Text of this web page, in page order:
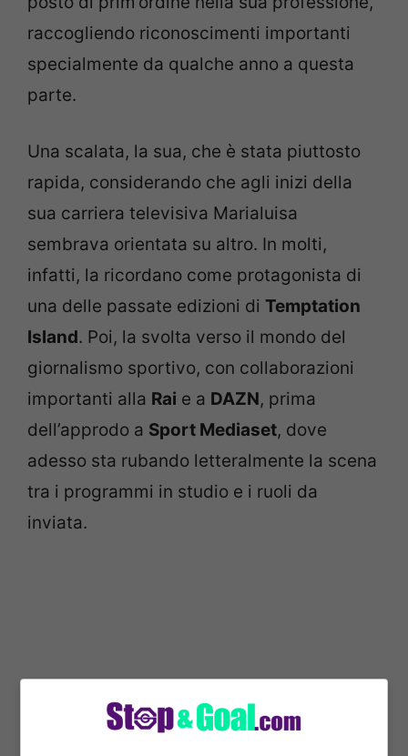
raccogliendo riconoscimenti importanti
specialmente da qualche anno a questa
parte.
Una scalata, la sua, che è stata piuttosto
rapida, considerando che agli inizi della
sua carriera televisiva Marialuisa
sembrava orientata su altro. In molti,
infatti, la ricordano come protagonista di
una delle passate edizioni di Temptation
Island. Poi, la svolta verso il mondo del
giornalismo sportivo, con collaborazioni
importanti alla Rai e a DAZN, prima
dell’approdo a Sport Mediaset, dove
adesso sta rubando letteralmente la scena
tra i programmi in studio e i ruoli da
inviata.